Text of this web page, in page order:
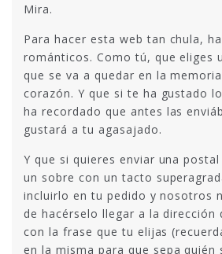
Mira.
Para hacer esta web tan chula,
románticos. Como tú, que eliges
que se va a quedar en la
corazón. Y que si te ha gustado
ha recordado que antes las
gustará a tu agasajado.
Y que si quieres enviar una
un sobre con un tacto
incluirlo en tu pedido y nosotros
de hacérselo llegar a la dirección
con la frase que tu elijas
en la misma para que sepa quién